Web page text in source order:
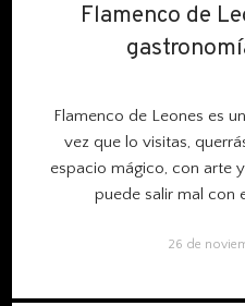
Flamenco de
Flamenco de
Flamenco de Leones es
vez que lo visitas,
espacio mágico, con arte
puede salir mal con
26 de